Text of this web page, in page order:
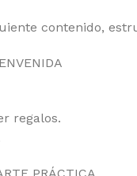
contenido,
regalos.